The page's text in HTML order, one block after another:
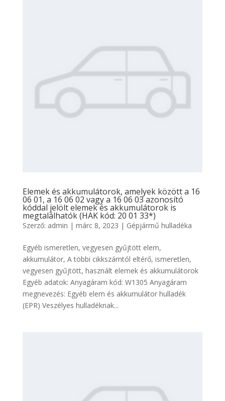
Elemek és akkumulátorok, amelyek között a 16
06 01, a 16 06 02 vagy a 16 06 03 azonosító
kóddal jelölt elemek és akkumulátorok is
megtalálhatók (HAK kód: 20 01 33*)
Szerző: admin | márc 8, 2023 | Gépjármű hulladéka
Egyéb ismeretlen, vegyesen gyűjtött elem,
akkumulátor, A többi cikkszámtól eltérő, ismeretlen,
vegyesen gyűjtött, használt elemek és akkumulátorok
Egyéb adatok: Anyagáram kód: W1305 Anyagáram
megnevezés: Egyéb elem és akkumulátor hulladék
(EPR) Veszélyes hulladéknak...